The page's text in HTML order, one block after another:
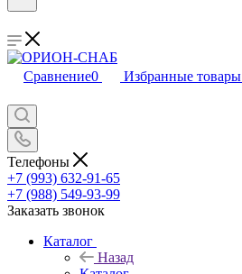
Сравнение0 Избранные товары
Телефоны
+7 (993) 632-91-65
+7 (988) 549-93-99
Заказать звонок
Каталог
Назад